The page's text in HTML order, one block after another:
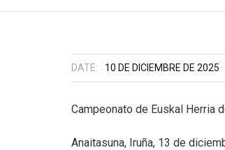
DATE: 10 DE DICIEMBRE DE 2025
Campeonato de Euskal Herria
Anaitasuna, Iruña, 13 de